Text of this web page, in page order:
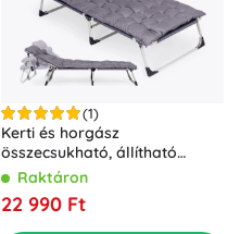
(1)
Kerti és horgász
összecsukható, állítható
napozóágy matraccal és
Raktáron
22 990 Ft